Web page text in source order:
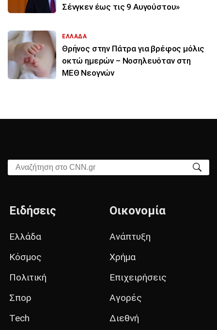
Σένγκεν έως τις 9 Αυγούστου»
ΕΛΛΑΔΑ
Θρήνος στην Πάτρα για βρέφος μόλις
οκτώ ημερών – Νοσηλευόταν στη
ΜΕΘ Νεογνών
Αναζήτηση στο CNN.gr
Ειδήσεις
Ελλάδα
Κόσμος
Πολιτική
Σπορ
Tech
Οικονομία
Ανάπτυξη
Χρήμα
Επιχειρήσεις
Αγορές
Διεθνή